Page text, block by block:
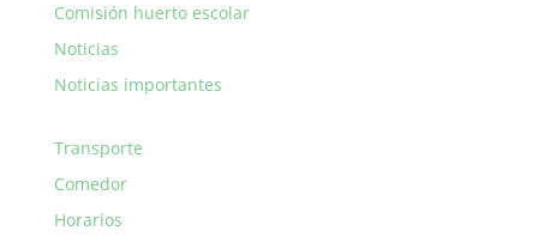
Comisión huerto escolar
Noticias
Noticias importantes
Transporte
Comedor
Horarios